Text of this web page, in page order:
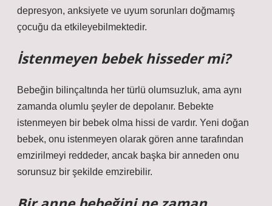
depresyon, anksiyete ve uyum sorunları doğmamış
çocuğu da etkileyebilmektedir.
İstenmeyen bebek hisseder mi?
Bebeğin bilinçaltında her türlü olumsuzluk, ama aynı
zamanda olumlu şeyler de depolanır. Bebekte
istenmeyen bir bebek olma hissi de vardır. Yeni doğan
bebek, onu istenmeyen olarak gören anne tarafından
emzirilmeyi reddeder, ancak başka bir anneden onu
sorunsuz bir şekilde emzirebilir.